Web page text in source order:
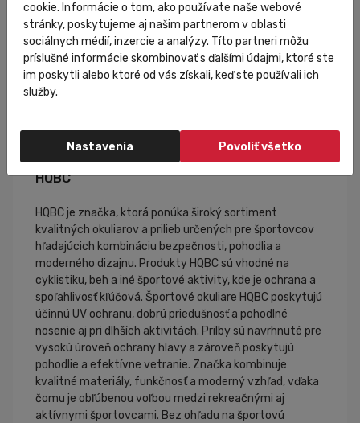
HQBC
HQBC je značka, ktorá ponúka široký sortiment
kvalitných okuliarov a prilieb určených pre športovcov
hľadajúcich kombináciu bezpečnosti, pohodlia a
moderného dizajnu. Produkty HQBC sú vhodné na
cyklistiku, beh a iné športové aktivity, kde je ochrana a
spoľahlivosť kľúčová. Športové okuliare HQBC poskytujú
účinnú UV ochranu, dobrú priedušnosť a pohodlné
nosenie aj pri dlhších aktivitách. Prilby sú navrhnuté pre
vysokú úroveň ochrany hlavy a zároveň poskytujú
pohodlie a efektívne vetranie. Značka kombinuje
kvalitné materiály, funkčnosť a moderný vzhľad, vďaka
čomu je obľúbenou voľbou medzi rekreačnými aj
aktívnymi športovcami. Bez ohľadu na športovú
cookie. Informácie o tom, ako používate naše webové
stránky, poskytujeme aj našim partnerom v oblasti
sociálnych médií, inzercie a analýzy. Títo partneri môžu
príslušné informácie skombinovať s ďalšími údajmi, ktoré ste
im poskytli alebo ktoré od vás získali, keď ste používali ich
služby.
Nastavenia Povoliť všetko